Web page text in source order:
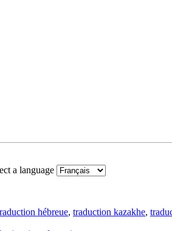
a language
hébreue, traduction kazakhe,